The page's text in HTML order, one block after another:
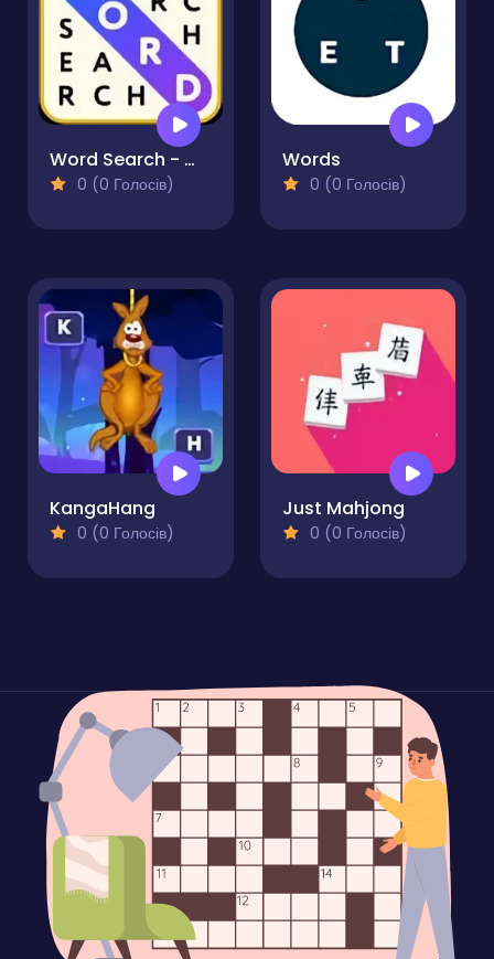
Word Search - Word Puzzle
0 (0 Голосів)
Words
0 (0 Голосів)
KangaHang
0 (0 Голосів)
Just Mahjong
0 (0 Голосів)